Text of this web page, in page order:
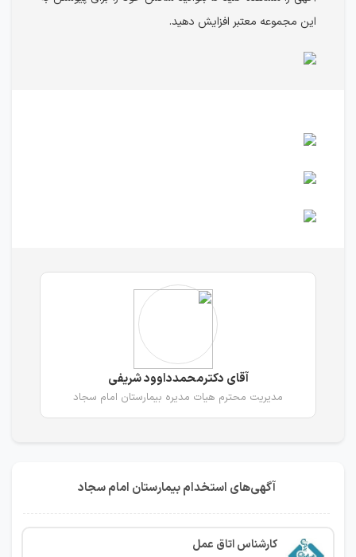
این مجموعه معتبر افزایش دهید.
آقای دکترمحمدداوود شریفی
مدیریت محترم هیات مدیره بیمارستان امام سجاد
آگهی‌های استخدام بیمارستان امام سجاد
کارشناس اتاق عمل